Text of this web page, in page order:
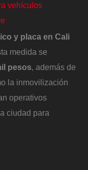
vehículos
y placa en Cali
medida se
pesos, además de
la inmovilización
operativos
ciudad para